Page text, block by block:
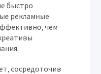
быстро
рекламные
чем
сосредоточив